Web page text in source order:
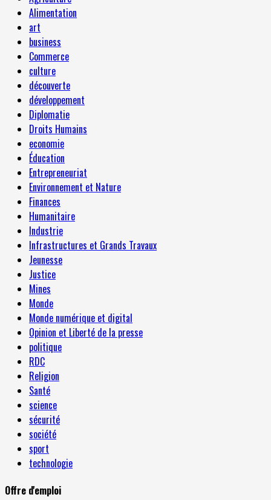
Alimentation
art
business
Commerce
culture
découverte
développement
Diplomatie
Droits Humains
economie
Éducation
Entrepreneuriat
Environnement et Nature
Finances
Humanitaire
Industrie
Infrastructures et Grands Travaux
Jeunesse
Justice
Mines
Monde
Monde numérique et digital
Opinion et Liberté de la presse
politique
RDC
Religion
Santé
science
sécurité
société
sport
technologie
Offre d'emploi